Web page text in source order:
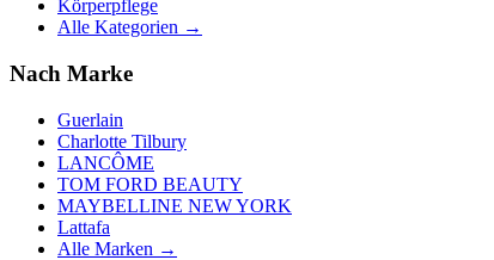
Körperpflege
Alle Kategorien →
Nach Marke
Guerlain
Charlotte Tilbury
LANCÔME
TOM FORD BEAUTY
MAYBELLINE NEW YORK
Lattafa
Alle Marken →